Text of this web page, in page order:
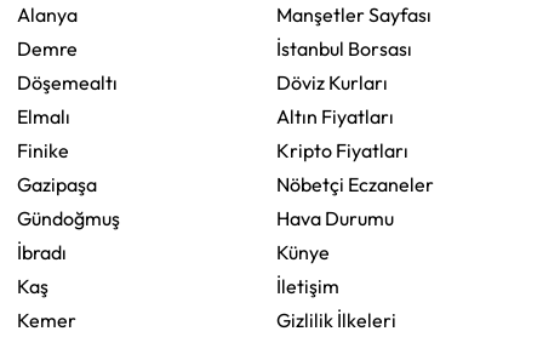
Alanya
Demre
Döşemealtı
Elmalı
Finike
Gazipaşa
Gündoğmuş
İbradı
Kaş
Kemer
Manşetler Sayfası
İstanbul Borsası
Döviz Kurları
Altın Fiyatları
Kripto Fiyatları
Nöbetçi Eczaneler
Hava Durumu
Künye
İletişim
Gizlilik İlkeleri